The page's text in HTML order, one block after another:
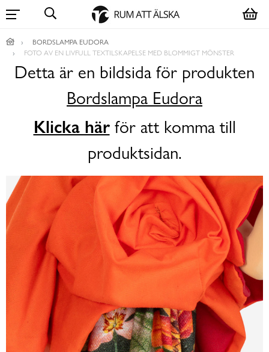
BORDSLAMPA EUDORA
FOTO AV EN LIVFULL TEXTILSKAPELSE MED BLOMMIGT MÖNSTER
Detta är en bildsida för produkten
Bordslampa Eudora
Klicka härför att komma till
produktsidan.